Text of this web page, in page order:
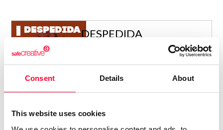
Consent Details About
This website uses cookies
DESPEDIDADESPEDIDA
Este relato es un ejercicio de voz narrativa
extrema. Lo que empieza como una carta